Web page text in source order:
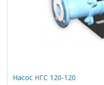
Насос НГС 120-120